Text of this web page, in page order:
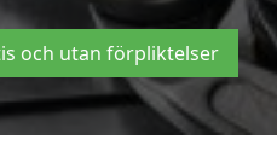
och utan förpliktelser